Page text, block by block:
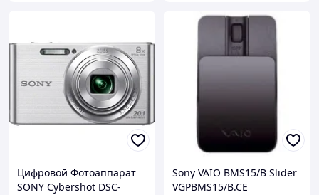
Цифровой Фотоаппарат
SONY Cybershot DSC-
Sony VAIO BMS15/B Slider
VGPBMS15/B.CE